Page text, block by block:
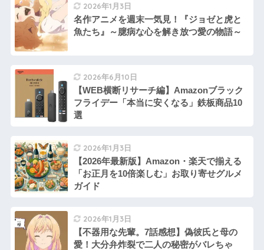
2026年1月3日
名作アニメを週末一気見！『ジョゼと虎と
魚たち』～臆病な心を解き放つ愛の物語～
2026年6月10日
【WEB横断リサーチ編】Amazonブラック
フライデー「本当に安くなる」鉄板商品10
選
2026年1月3日
【2026年最新版】Amazon・楽天で揃える
「お正月を10倍楽しむ」お取り寄せグルメ
ガイド
2026年1月3日
【不器用な先輩。7話感想】偽彼氏と母の
愛！大分弁炸裂で二人の秘密がバレちゃ